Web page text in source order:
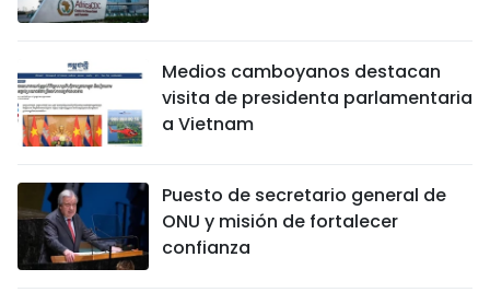
Medios camboyanos destacan
visita de presidenta parlamentaria
a Vietnam
Puesto de secretario general de
ONU y misión de fortalecer
confianza